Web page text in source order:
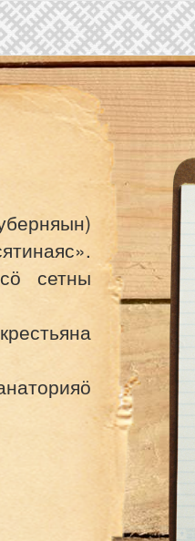
сетны